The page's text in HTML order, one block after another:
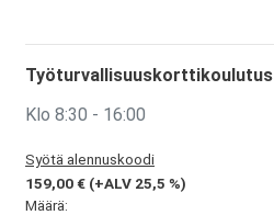
Työturvallisuuskorttikoulutus
Klo 8:30 - 16:00
Syötä alennuskoodi
159,00 € (+ALV 25,5 %)
Määrä: